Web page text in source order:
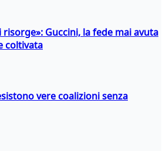
Guccini, la fede mai avuta
coltivata
vere coalizioni senza